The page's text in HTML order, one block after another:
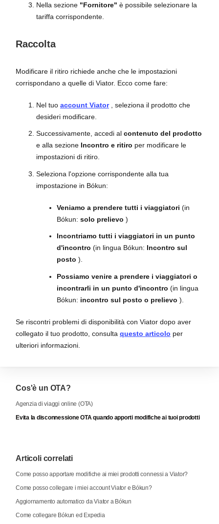
Nella sezione "Fornitore" è possibile selezionare la
tariffa corrispondente.
Raccolta
Modificare il ritiro richiede anche che le impostazioni
corrispondano a quelle di Viator. Ecco come fare:
Nel tuo account Viator, seleziona il prodotto che
desideri modificare.
Successivamente, accedi al contenuto del prodotto
e alla sezione Incontro e ritiro per modificare le
impostazioni di ritiro.
Seleziona l'opzione corrispondente alla tua
impostazione in Bókun:
Veniamo a prendere tutti i viaggiatori (in
Bókun: solo prelievo )
Incontriamo tutti i viaggiatori in un punto
d'incontro (in lingua Bókun: Incontro sul
posto ).
Possiamo venire a prendere i viaggiatori o
incontrarli in un punto d'incontro (in lingua
Bókun: incontro sul posto o prelievo ).
Se riscontri problemi di disponibilità con Viator dopo aver
collegato il tuo prodotto, consulta questo articolo per
ulteriori informazioni.
Cos'è un OTA?
Agenzia di viaggi online (OTA)
Evita la disconnessione OTA quando apporti modifiche ai tuoi prodotti
Articoli correlati
Come posso apportare modifiche ai miei prodotti connessi a Viator?
Come posso collegare i miei account Viator e Bókun?
Aggiornamento automatico da Viator a Bókun
Come collegare Bókun ed Expedia